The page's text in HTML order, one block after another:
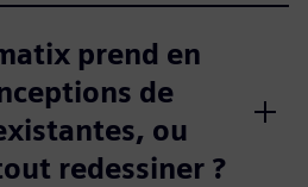
prend en
de
ou
redessiner ?